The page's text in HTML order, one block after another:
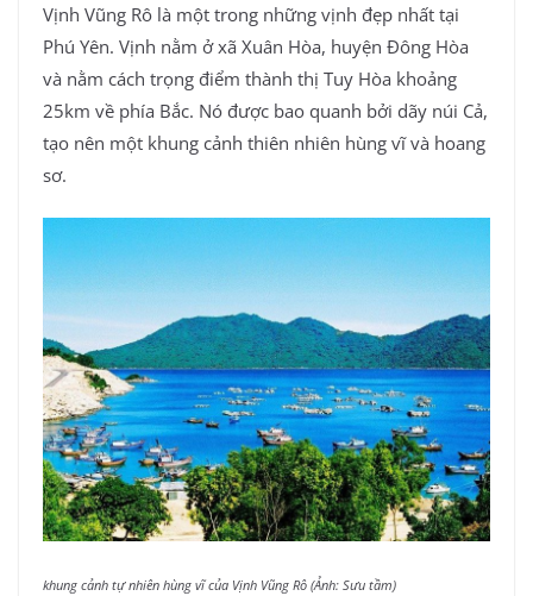
Vịnh Vũng Rô là một trong những vịnh đẹp nhất tại
Phú Yên. Vịnh nằm ở xã Xuân Hòa, huyện Đông Hòa
và nằm cách trọng điểm thành thị Tuy Hòa khoảng
25km về phía Bắc. Nó được bao quanh bởi dãy núi Cả,
tạo nên một khung cảnh thiên nhiên hùng vĩ và hoang
sơ.
khung cảnh tự nhiên hùng vĩ của Vịnh Vũng Rô (Ảnh: Sưu tầm)